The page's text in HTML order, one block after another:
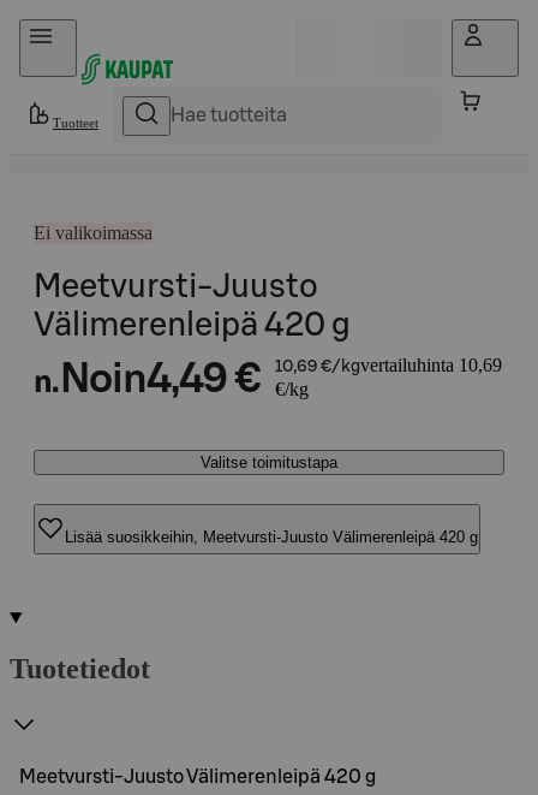
Hyppää sisältöön
Tuotteet
Ei valikoimassa
Meetvursti-Juusto
Välimerenleipä 420 g
n. Noin4,49 € 10,69 €/kgvertailuhinta 10,69
€/kg
Valitse toimitustapa
Lisää suosikkeihin, Meetvursti-Juusto Välimerenleipä 420 g
Tuotetiedot
Meetvursti-Juusto Välimerenleipä 420 g